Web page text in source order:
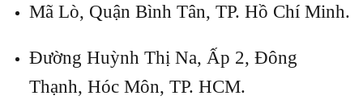
Mã Lò, Quận Bình Tân, TP. Hồ Chí Minh.
Đường Huỳnh Thị Na, Ấp 2, Đông
Thạnh, Hóc Môn, TP. HCM.